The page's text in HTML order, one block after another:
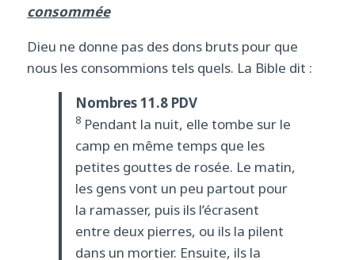
consommée
Dieu ne donne pas des dons bruts pour que
nous les consommions tels quels. La Bible dit :
Nombres 11.8 PDV
8Pendant la nuit, elle tombe sur le
camp en même temps que les
petites gouttes de rosée. Le matin,
les gens vont un peu partout pour
la ramasser, puis ils l’écrasent
entre deux pierres, ou ils la pilent
dans un mortier. Ensuite, ils la